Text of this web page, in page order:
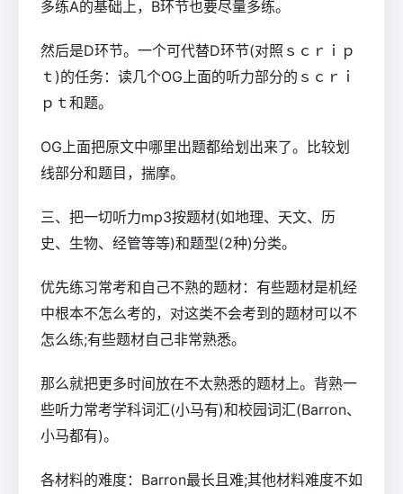
多练A的基础上，B环节也要尽量多练。
然后是D环节。一个可代替D环节(对照ｓｃｒｉｐ
ｔ)的任务：读几个OG上面的听力部分的ｓｃｒｉ
ｐｔ和题。
OG上面把原文中哪里出题都给划出来了。比较划
线部分和题目，揣摩。
三、把一切听力mp3按题材(如地理、天文、历
史、生物、经管等等)和题型(2种)分类。
优先练习常考和自己不熟的题材：有些题材是机经
中根本不怎么考的，对这类不会考到的题材可以不
怎么练;有些题材自己非常熟悉。
那么就把更多时间放在不太熟悉的题材上。背熟一
些听力常考学科词汇(小马有)和校园词汇(Barron、
小马都有)。
各材料的难度：Barron最长且难;其他材料难度不如